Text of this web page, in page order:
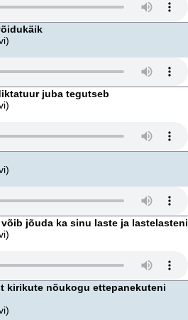
juba tegutseb
jõuda ka sinu laste ja lastelasteni
kirikute nõukogu ettepanekuteni